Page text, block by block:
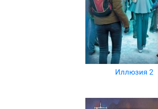
Иллюзия 2